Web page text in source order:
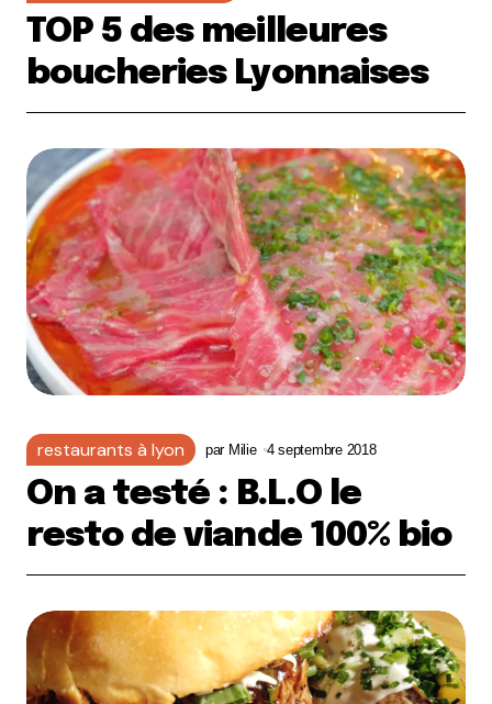
TOP 5 des meilleures
boucheries Lyonnaises
restaurants à lyon par Milie 4 septembre 2018
On a testé : B.L.O le
resto de viande 100% bio